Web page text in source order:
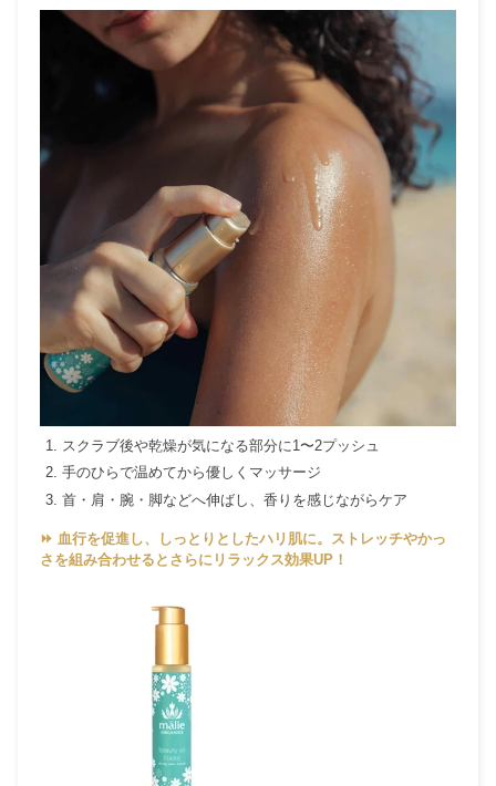
スクラブ後や乾燥が気になる部分に1〜2プッシュ
手のひらで温めてから優しくマッサージ
首・肩・腕・脚などへ伸ばし、香りを感じながらケア
⏩ 血行を促進し、しっとりとしたハリ肌に。ストレッチやかっ
さを組み合わせるとさらにリラックス効果UP！